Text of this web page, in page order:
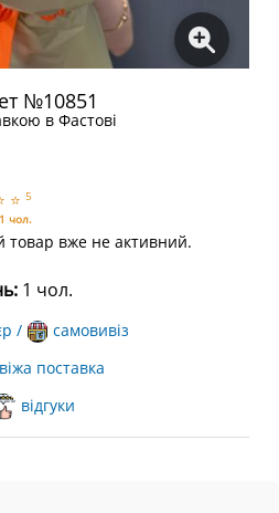
№10851
в Фастові
⭐ 5
1 чол.
товар вже не активний.
1 чол.
/
самовивіз
поставка
відгуки